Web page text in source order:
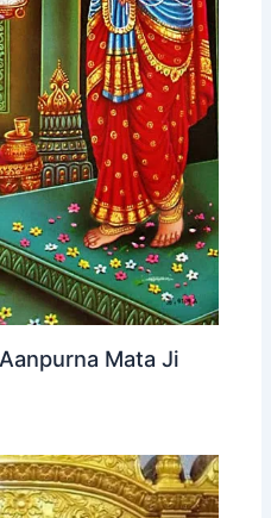
| Aanpurna Mata Ji